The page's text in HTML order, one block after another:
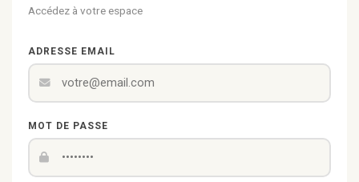
Accédez à votre espace
ADRESSE EMAIL
MOT DE PASSE